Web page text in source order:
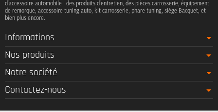
d'accessoire automobile : des produits d'entretien, des pièces carrosserie, équipement
de remorque, accessoire tuning auto, kit carrosserie, phare tuning, siège Bacquet, et
bien plus encore.
Informations
Nos produits
Notre société
Contactez-nous